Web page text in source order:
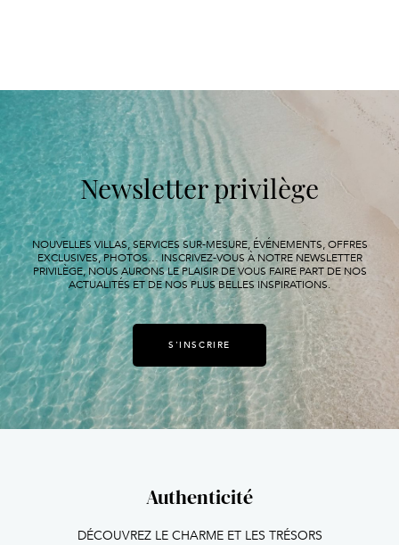
Newsletter privilège
NOUVELLES VILLAS, SERVICES SUR-MESURE, ÉVÉNEMENTS, OFFRES
EXCLUSIVES, PHOTOS… INSCRIVEZ-VOUS À NOTRE NEWSLETTER
PRIVILÈGE, NOUS AURONS LE PLAISIR DE VOUS FAIRE PART DE NOS
ACTUALITÉS ET DE NOS PLUS BELLES INSPIRATIONS.
S'INSCRIRE
Authenticité
DÉCOUVREZ LE CHARME ET LES TRÉSORS